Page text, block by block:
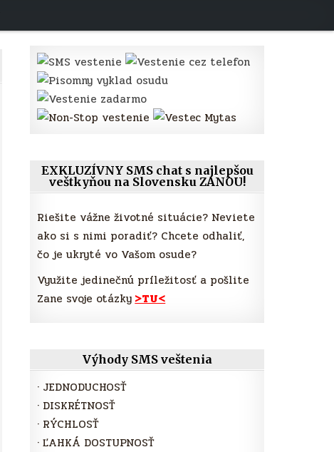
EXKLUZÍVNY SMS chat s najlepšou
veštkyňou na Slovensku ZANOU!
Riešite vážne životné situácie? Neviete
ako si s nimi poradiť? Chcete odhaliť,
čo je ukryté vo Vašom osude?
Využite jedinečnú príležitosť a pošlite
Zane svoje otázky>TU<
Výhody SMS veštenia
· JEDNODUCHOSŤ
· DISKRÉTNOSŤ
· RÝCHLOSŤ
· ĽAHKÁ DOSTUPNOSŤ